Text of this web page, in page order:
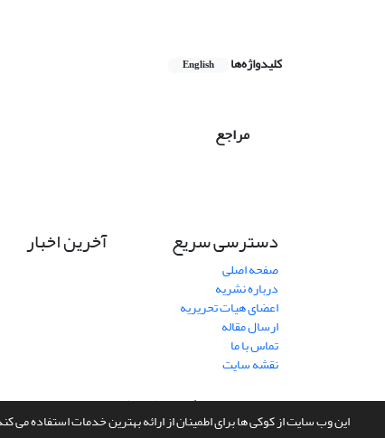
این وب سایت از کوکی ها برای اطمینان از ارائه بهترین خدمات استفاده می
کلیدواژه‌ها English
مراجع
دسترسی سریع
صفحه اصلی
درباره نشریه
اعضای هیات تحریریه
ارسال مقاله
تماس با ما
نقشه سایت
آخرین اخبار
سامانه مدیریت نشریات علمی.طراحی و پیاده سازی از